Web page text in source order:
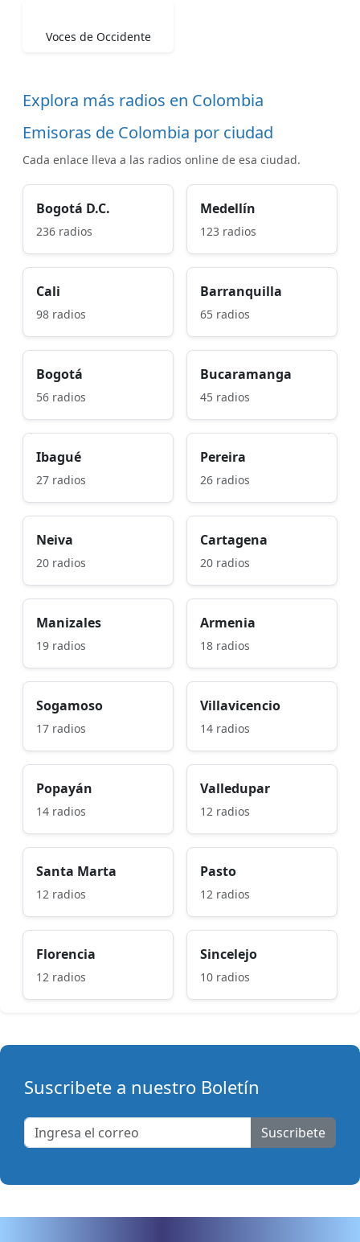
Voces de Occidente
Explora más radios en Colombia
Emisoras de Colombia por ciudad
Cada enlace lleva a las radios online de esa ciudad.
Bogotá D.C.
236 radios
Medellín
123 radios
Cali
98 radios
Barranquilla
65 radios
Bogotá
56 radios
Bucaramanga
45 radios
Ibagué
27 radios
Pereira
26 radios
Neiva
20 radios
Cartagena
20 radios
Manizales
19 radios
Armenia
18 radios
Sogamoso
17 radios
Villavicencio
14 radios
Popayán
14 radios
Valledupar
12 radios
Santa Marta
12 radios
Pasto
12 radios
Florencia
12 radios
Sincelejo
10 radios
Suscribete a nuestro Boletín
Suscribete